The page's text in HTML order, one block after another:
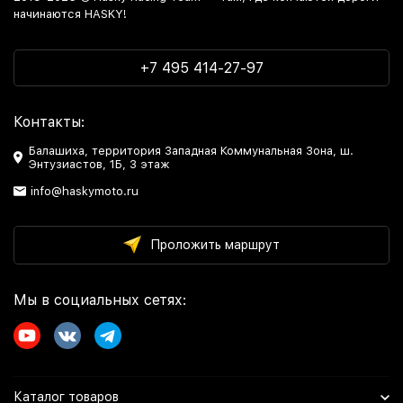
начинаются HASKY!
+7 495 414-27-97
Контакты:
Балашиха, территория Западная Коммунальная Зона, ш.
Энтузиастов, 1Б, 3 этаж
info@haskymoto.ru
Проложить маршрут
Мы в социальных сетях:
Каталог товаров